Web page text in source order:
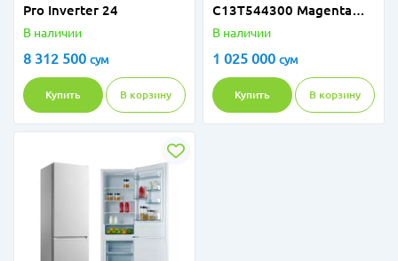
Pro Inverter 24
В наличии
8 312 500 сум
Купить В корзину
C13T544300 Magenta
220ml
В наличии
1 025 000 сум
Купить В корзину